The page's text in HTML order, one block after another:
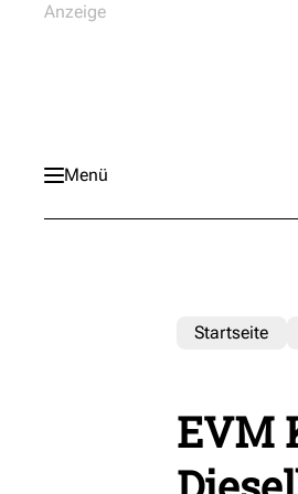
Menü
Startseite
EVM